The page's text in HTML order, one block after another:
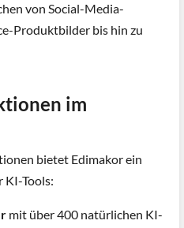
von Social-Media-
Produktbilder bis hin zu
im
bietet Edimakor ein
KI-Tools:
mit über 400 natürlichen KI-